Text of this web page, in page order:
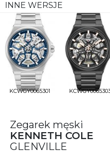
INNE WERSJE
KCWGY0065301
Zegarek męski
KENNETH COLE
GLENVILLE